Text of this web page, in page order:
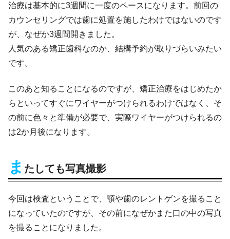
治療は基本的に3週間に一度のペースになります。前回の
カウンセリングでは歯に処置を施したわけではないのです
が、なぜか3週間開きました。
人気のある矯正歯科なのか、結構予約が取りづらいみたい
です。
このあと知ることになるのですが、矯正治療をはじめたか
らといってすぐにワイヤーがつけられるわけではなく、そ
の前に色々と準備が必要で、実際ワイヤーがつけられるの
は2か月後になります。
ま たしても写真撮影
今回は検査ということで、顎や歯のレントゲンを撮ること
になっていたのですが、その前になぜかまた口の中の写真
を撮ることになりました。